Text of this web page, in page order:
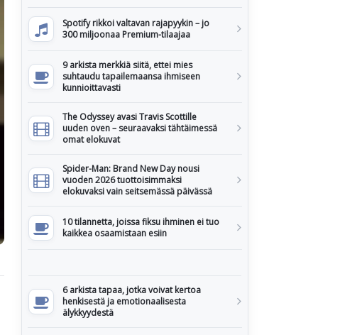
Spotify rikkoi valtavan rajapyykin – jo
300 miljoonaa Premium-tilaajaa
9 arkista merkkiä siitä, ettei mies
suhtaudu tapailemaansa ihmiseen
kunnioittavasti
The Odyssey avasi Travis Scottille
uuden oven – seuraavaksi tähtäimessä
omat elokuvat
Spider-Man: Brand New Day nousi
vuoden 2026 tuottoisimmaksi
elokuvaksi vain seitsemässä päivässä
10 tilannetta, joissa fiksu ihminen ei tuo
kaikkea osaamistaan esiin
6 arkista tapaa, jotka voivat kertoa
henkisestä ja emotionaalisesta
älykkyydestä